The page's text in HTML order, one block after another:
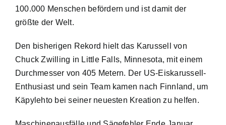
100.000 Menschen befördern und ist damit der
größte der Welt.
Den bisherigen Rekord hielt das Karussell von
Chuck Zwilling in Little Falls, Minnesota, mit einem
Durchmesser von 405 Metern. Der US-Eiskarussell-
Enthusiast und sein Team kamen nach Finnland, um
Käpylehto bei seiner neuesten Kreation zu helfen.